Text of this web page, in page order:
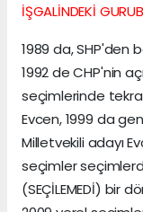
İŞGALİNDEKİ
1989 da, SHP'den
1992 de CHP'nin
seçimlerinde
Evcen, 1999 da
Milletvekili adayı
seçimler
(SEÇİLEMEDİ) bir